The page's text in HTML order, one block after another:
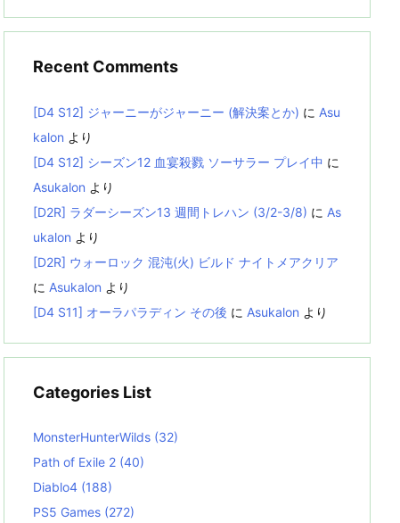
Recent Comments
[D4 S12] ジャーニーがジャーニー (解決案とか) に Asu
kalon より
[D4 S12] シーズン12 血宴殺戮 ソーサラー プレイ中 に
Asukalon より
[D2R] ラダーシーズン13 週間トレハン (3/2-3/8) に As
ukalon より
[D2R] ウォーロック 混沌(火) ビルド ナイトメアクリア
に Asukalon より
[D4 S11] オーラパラディン その後 に Asukalon より
Categories List
MonsterHunterWilds (32)
Path of Exile 2 (40)
Diablo4 (188)
PS5 Games (272)